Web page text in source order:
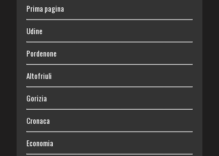
Prima pagina
Udine
Pordenone
Altofriuli
Gorizia
Cronaca
Economia